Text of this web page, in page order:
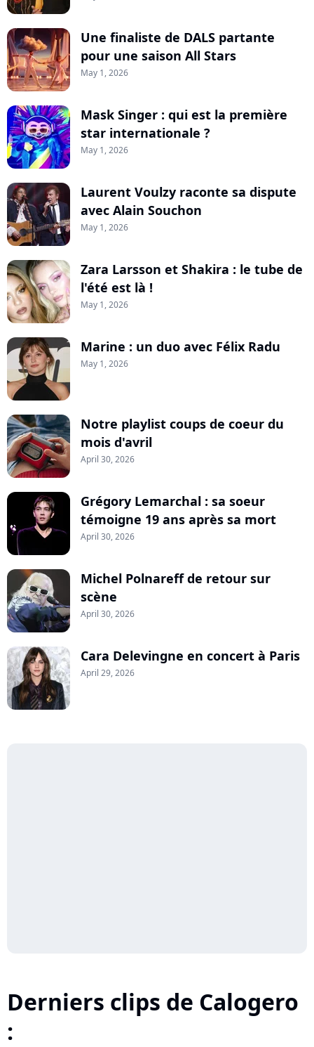
Une finaliste de DALS partante
pour une saison All Stars
May 1, 2026
Mask Singer : qui est la première
star internationale ?
May 1, 2026
Laurent Voulzy raconte sa dispute
avec Alain Souchon
May 1, 2026
Zara Larsson et Shakira : le tube de
l'été est là !
May 1, 2026
Marine : un duo avec Félix Radu
May 1, 2026
Notre playlist coups de coeur du
mois d'avril
April 30, 2026
Grégory Lemarchal : sa soeur
témoigne 19 ans après sa mort
April 30, 2026
Michel Polnareff de retour sur
scène
April 30, 2026
Cara Delevingne en concert à Paris
April 29, 2026
Derniers clips de Calogero
: